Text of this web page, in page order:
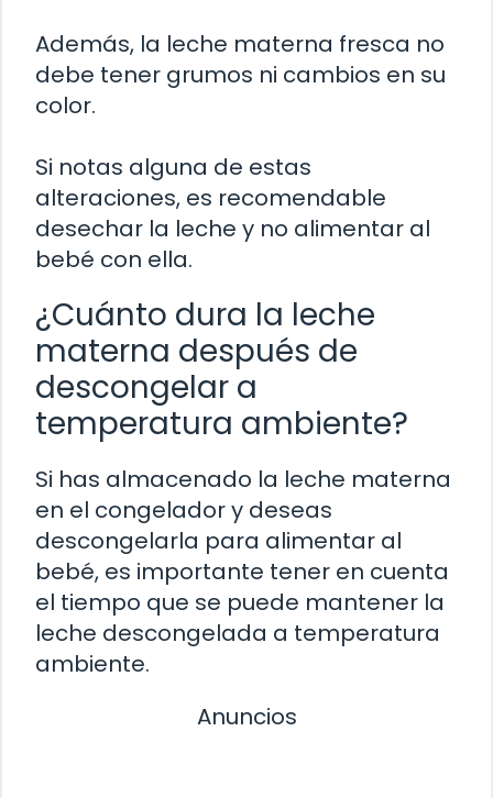
Además, la leche materna fresca no
debe tener grumos ni cambios en su
color.
Si notas alguna de estas
alteraciones, es recomendable
desechar la leche y no alimentar al
bebé con ella.
¿Cuánto dura la leche
materna después de
descongelar a
temperatura ambiente?
Si has almacenado la leche materna
en el congelador y deseas
descongelarla para alimentar al
bebé, es importante tener en cuenta
el tiempo que se puede mantener la
leche descongelada a temperatura
ambiente.
Anuncios